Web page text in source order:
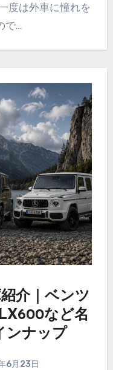
度は外車に憧れを
で…
介｜ベンツ
など名
ンナップ
6月23日